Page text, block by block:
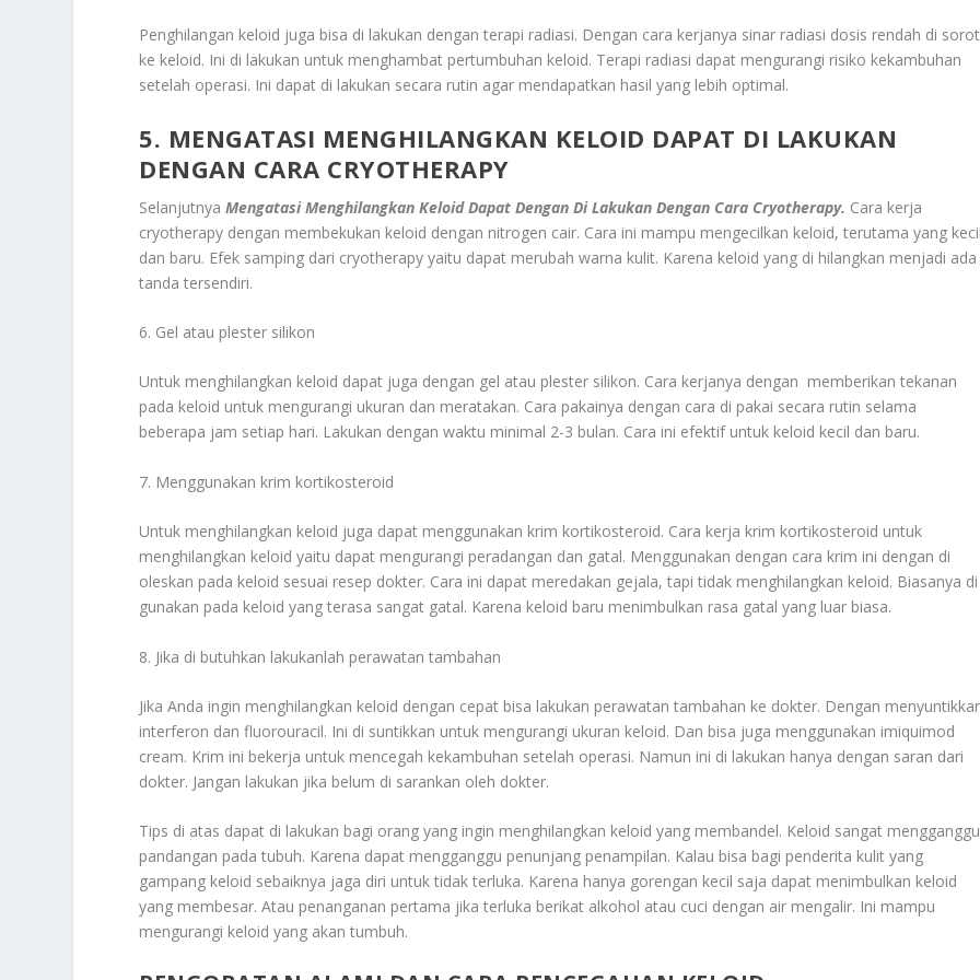
Penghilangan keloid juga bisa di lakukan dengan terapi radiasi. Dengan cara kerjanya sinar radiasi dosis rendah di sorot
ke keloid. Ini di lakukan untuk menghambat pertumbuhan keloid. Terapi radiasi dapat mengurangi risiko kekambuhan
setelah operasi. Ini dapat di lakukan secara rutin agar mendapatkan hasil yang lebih optimal.
5. MENGATASI MENGHILANGKAN KELOID DAPAT DI LAKUKAN
DENGAN CARA CRYOTHERAPY
SelanjutnyaMengatasi Menghilangkan Keloid Dapat Dengan Di Lakukan Dengan Cara Cryotherapy. Cara kerja
cryotherapy dengan membekukan keloid dengan nitrogen cair. Cara ini mampu mengecilkan keloid, terutama yang
dan baru. Efek samping dari cryotherapy yaitu dapat merubah warna kulit. Karena keloid yang di hilangkan menjadi ada
tanda tersendiri.
6. Gel atau plester silikon
Untuk menghilangkan keloid dapat juga dengan gel atau plester silikon. Cara kerjanya dengan memberikan tekanan
pada keloid untuk mengurangi ukuran dan meratakan. Cara pakainya dengan cara di pakai secara rutin selama
beberapa jam setiap hari. Lakukan dengan waktu minimal 2-3 bulan. Cara ini efektif untuk keloid kecil dan baru.
7. Menggunakan krim kortikosteroid
Untuk menghilangkan keloid juga dapat menggunakan krim kortikosteroid. Cara kerja krim kortikosteroid untuk
menghilangkan keloid yaitu dapat mengurangi peradangan dan gatal. Menggunakan dengan cara krim ini dengan di
oleskan pada keloid sesuai resep dokter. Cara ini dapat meredakan gejala, tapi tidak menghilangkan keloid. Biasanya di
gunakan pada keloid yang terasa sangat gatal. Karena keloid baru menimbulkan rasa gatal yang luar biasa.
8. Jika di butuhkan lakukanlah perawatan tambahan
Jika Anda ingin menghilangkan keloid dengan cepat bisa lakukan perawatan tambahan ke dokter. Dengan
interferon dan fluorouracil. Ini di suntikkan untuk mengurangi ukuran keloid. Dan bisa juga menggunakan imiquimod
cream. Krim ini bekerja untuk mencegah kekambuhan setelah operasi. Namun ini di lakukan hanya dengan saran dari
dokter. Jangan lakukan jika belum di sarankan oleh dokter.
Tips di atas dapat di lakukan bagi orang yang ingin menghilangkan keloid yang membandel. Keloid sangat mengganggu
pandangan pada tubuh. Karena dapat mengganggu penunjang penampilan. Kalau bisa bagi penderita kulit yang
gampang keloid sebaiknya jaga diri untuk tidak terluka. Karena hanya gorengan kecil saja dapat menimbulkan keloid
yang membesar. Atau penanganan pertama jika terluka berikat alkohol atau cuci dengan air mengalir. Ini mampu
mengurangi keloid yang akan tumbuh.